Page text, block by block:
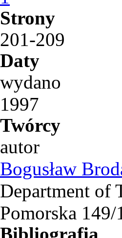
Strony
201-209
Daty
wydano
1997
Twórcy
autor
Bogusław
Department of
Pomorska